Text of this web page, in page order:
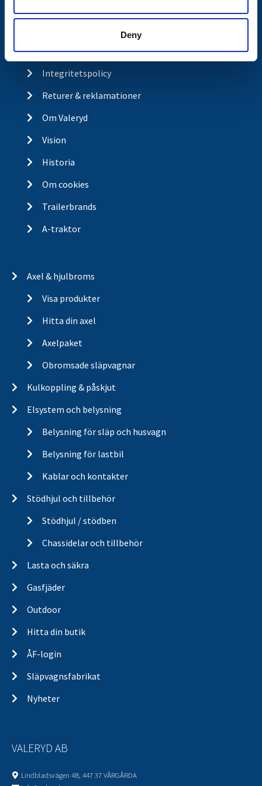
Deny
Ångra köp
Integritetspolicy
Returer & reklamationer
Om Valeryd
Vision
Historia
Om cookies
Trailerbrands
A-traktor
Axel & hjulbroms
Visa produkter
Hitta din axel
Axelpaket
Obromsade släpvagnar
Kulkoppling & påskjut
Elsystem och belysning
Belysning för släp och husvagn
Belysning för lastbil
Kablar och kontakter
Stödhjul och tillbehör
Stödhjul / stödben
Chassidelar och tillbehör
Lasta och säkra
Gasfjäder
Outdoor
Hitta din butik
ÅF-login
Släpvagnsfabrikat
Nyheter
VALERYD AB
Lindbladsvägen 4B, 447 37 VÅRGÅRDA